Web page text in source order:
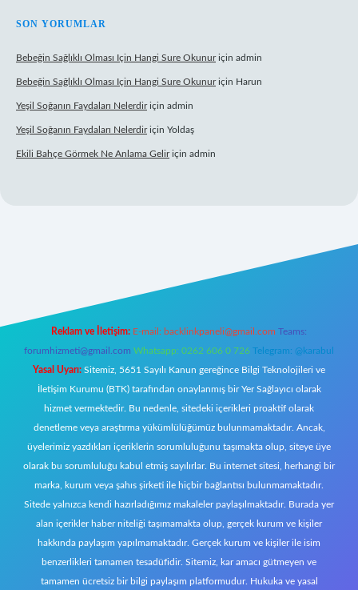
SON YORUMLAR
Bebeğin Sağlıklı Olması Için Hangi Sure Okunuriçin admin
Bebeğin Sağlıklı Olması Için Hangi Sure Okunuriçin Harun
Yeşil Soğanın Faydaları Nelerdiriçin admin
Yeşil Soğanın Faydaları Nelerdiriçin Yoldaş
Ekili Bahçe Görmek Ne Anlama Geliriçin admin
Reklam ve İletişim: E-mail: backlinkpaneli@gmail.com Teams:
forumhizmeti@gmail.com Whatsapp: 0262 606 0 726 Telegram: @karabul
Yasal Uyarı: Sitemiz, 5651 Sayılı Kanun gereğince Bilgi Teknolojileri ve
İletişim Kurumu (BTK) tarafından onaylanmış bir Yer Sağlayıcı olarak
hizmet vermektedir. Bu nedenle, sitedeki içerikleri proaktif olarak
denetleme veya araştırma yükümlülüğümüz bulunmamaktadır. Ancak,
üyelerimiz yazdıkları içeriklerin sorumluluğunu taşımakta olup, siteye üye
olarak bu sorumluluğu kabul etmiş sayılırlar. Bu internet sitesi, herhangi bir
marka, kurum veya şahıs şirketi ile hiçbir bağlantısı bulunmamaktadır.
Sitede yalnızca kendi hazırladığımız makaleler paylaşılmaktadır. Burada yer
alan içerikler haber niteliği taşımamakta olup, gerçek kurum ve kişiler
hakkında paylaşım yapılmamaktadır. Gerçek kurum ve kişiler ile isim
benzerlikleri tamamen tesadüfidir. Sitemiz, kar amacı gütmeyen ve
tamamen ücretsiz bir bilgi paylaşım platformudur. Hukuka ve yasal